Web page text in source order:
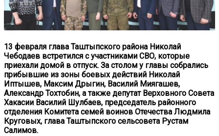
13 февраля глава Таштыпского района Николай
Чебодаев встретился с участниками СВО, которые
приехали домой в отпуск. За столом у главы собрались
прибывшие из зоны боевых действий Николай
Иптышев, Максим Дрыгин, Василий Миягашев,
Александр Тохтобин, а также депутат Верховного Совета
Хакасии Василий Шулбаев, председатель районного
отделения Комитета семей воинов Отечества Людмила
Круговых, глава Таштыпского сельсовета Рустам
Салимов.